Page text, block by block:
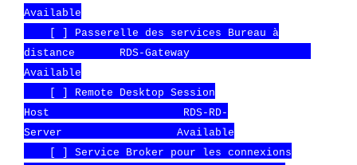
Available
[ ] Passerelle des services Bureau à
distance RDS-Gateway
Available
[ ] Remote Desktop Session
Host RDS-RD-
Server Available
[ ] Service Broker pour les connexions